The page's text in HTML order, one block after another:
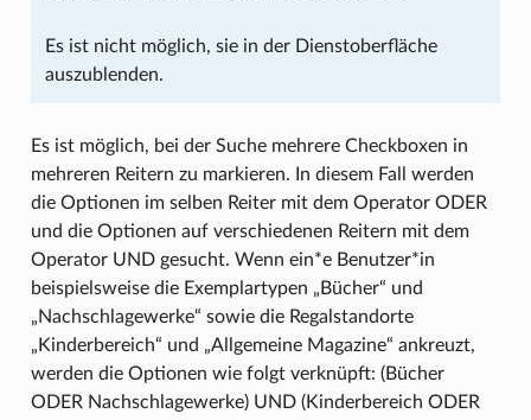
Es ist nicht möglich, sie in der Dienstoberfläche
auszublenden.
Es ist möglich, bei der Suche mehrere Checkboxen in
mehreren Reitern zu markieren. In diesem Fall werden
die Optionen im selben Reiter mit dem Operator ODER
und die Optionen auf verschiedenen Reitern mit dem
Operator UND gesucht. Wenn ein*e Benutzer*in
beispielsweise die Exemplartypen „Bücher“ und
„Nachschlagewerke“ sowie die Regalstandorte
„Kinderbereich“ und „Allgemeine Magazine“ ankreuzt,
werden die Optionen wie folgt verknüpft: (Bücher
ODER Nachschlagewerke) UND (Kinderbereich ODER